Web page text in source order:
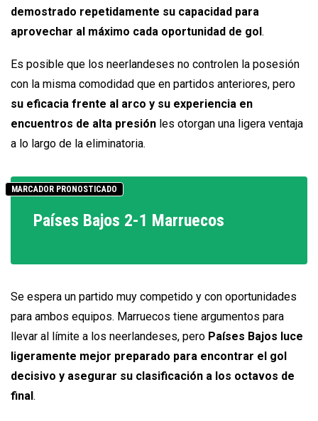
demostrado repetidamente su capacidad para
aprovechar al máximo cada oportunidad de gol .
Es posible que los neerlandeses no controlen la posesión
con la misma comodidad que en partidos anteriores, pero
su eficacia frente al arco y su experiencia en
encuentros de alta presión les otorgan una ligera ventaja
a lo largo de la eliminatoria.
MARCADOR PRONOSTICADO
Países Bajos 2-1 Marruecos
Se espera un partido muy competido y con oportunidades
para ambos equipos. Marruecos tiene argumentos para
llevar al límite a los neerlandeses, pero Países Bajos luce
ligeramente mejor preparado para encontrar el gol
decisivo y asegurar su clasificación a los octavos de
final .